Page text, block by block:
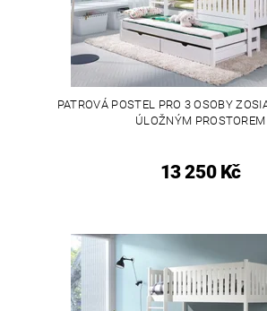
PATROVÁ POSTEL PRO 3 OSOBY
ÚLOŽNÝM PROSTOREM
13 250 Kč